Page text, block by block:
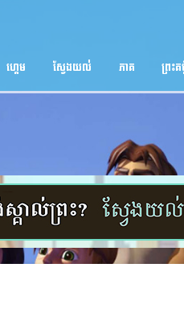
ហ្គេម ស្វែងយល់ ភាគ ព្រះគ